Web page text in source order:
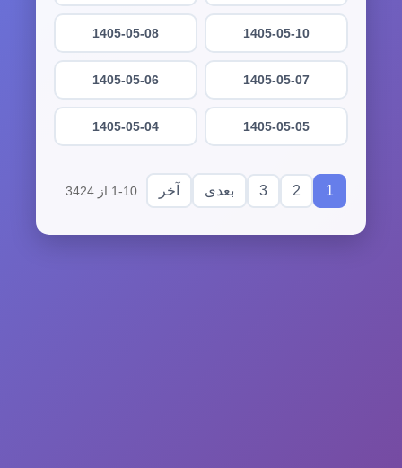
1405-05-10
1405-05-08
1405-05-07
1405-05-06
1405-05-05
1405-05-04
1
2
3 بعدی آخر 1-10 از 3424